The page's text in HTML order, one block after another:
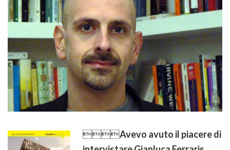
Avevo avuto il piacere di